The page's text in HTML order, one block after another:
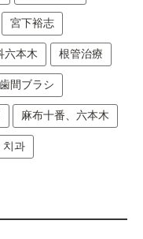
宮下裕志
六本木 根管治療
歯間ブラシ
麻布十番、六本木
치과